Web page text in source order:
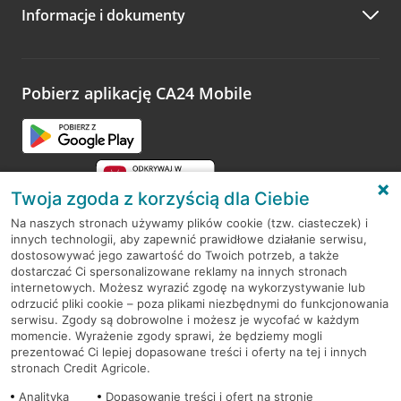
Zachęcamy do podzielenia się z nami opinią o wizycie.
opinie.
Informacje i dokumenty
Pobierz aplikację CA24 Mobile
RODO
Regulamin serwisu
Mapa serwisu
PolitykaCookies
Twoja zgoda z korzyścią dla Ciebie
Na naszych stronach używamy plików cookie (tzw. ciasteczek) i
innych technologii, aby zapewnić prawidłowe działanie serwisu,
dostosowywać jego zawartość do Twoich potrzeb, a także
dostarczać Ci spersonalizowane reklamy na innych stronach
internetowych. Możesz wyrazić zgodę na wykorzystywanie lub
odrzucić pliki cookie – poza plikami niezbędnymi do funkcjonowania
serwisu. Zgody są dobrowolne i możesz je wycofać w każdym
momencie. Wyrażenie zgody sprawi, że będziemy mogli
prezentować Ci lepiej dopasowane treści i oferty na tej i innych
stronach Credit Agricole.
Analityka
Dopasowanie treści i ofert na stronie